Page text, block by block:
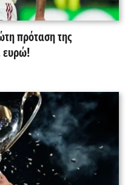
πρόταση της
ευρώ!